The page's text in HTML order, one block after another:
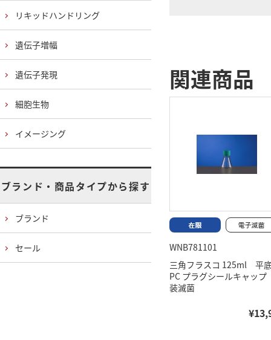
関連商品
WNB781101
三角フラスコ 125ml
PC プラグシールキャッ
装滅菌
リキッドハンドリング
遺伝子増幅
遺伝子発現
細胞生物
イメージング
ブランド・商品タイプから探す
ブランド
セール